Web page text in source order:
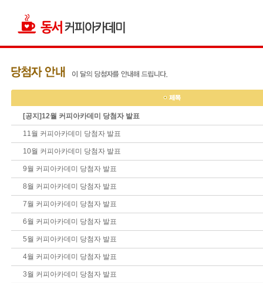
[공지]12월 커피아카데미 당첨자 발표
11월 커피아카데미 당첨자 발표
10월 커피아카데미 당첨자 발표
9월 커피아카데미 당첨자 발표
8월 커피아카데미 당첨자 발표
7월 커피아카데미 당첨자 발표
6월 커피아카데미 당첨자 발표
5월 커피아카데미 당첨자 발표
4월 커피아카데미 당첨자 발표
3월 커피아카데미 당첨자 발표